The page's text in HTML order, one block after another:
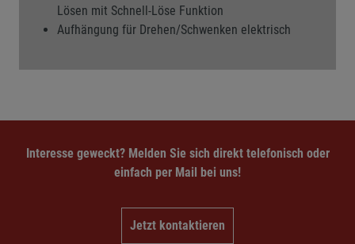
Lösen mit Schnell-Löse Funktion
Aufhängung für Drehen/Schwenken elektrisch
Interesse geweckt? Melden Sie sich direkt telefonisch oder
einfach per Mail bei uns!
Jetzt kontaktieren